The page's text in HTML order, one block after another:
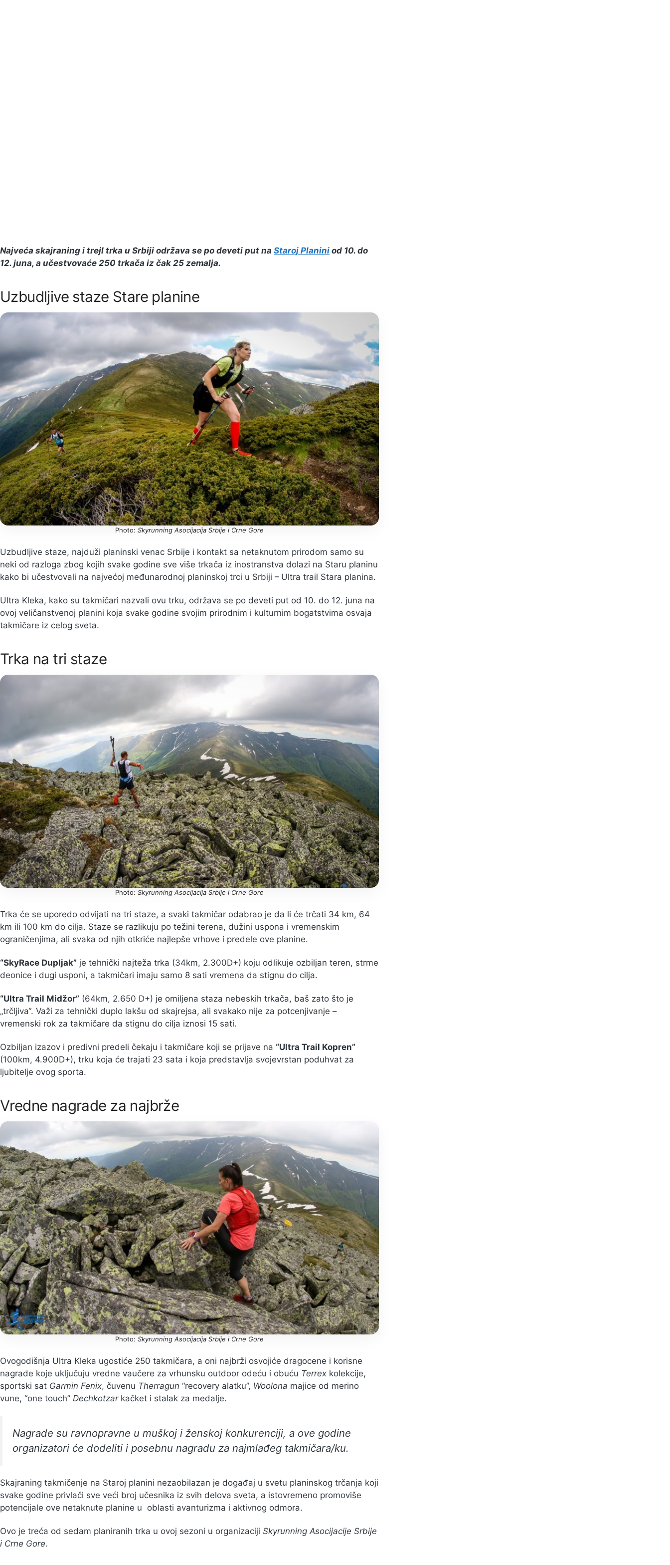
Najveća skajraning i trejl trka u Srbiji održava se po deveti put na Staroj Planini od 10. do
12. juna, a učestvovaće 250 trkača iz čak 25 zemalja.
Uzbudljive staze Stare planine
Photo: Skyrunning Asocijacija Srbije i Crne Gore
Uzbudljive staze, najduži planinski venac Srbije i kontakt sa netaknutom prirodom samo su
neki od razloga zbog kojih svake godine sve više trkača iz inostranstva dolazi na Staru planinu
kako bi učestvovali na najvećoj međunarodnoj planinskoj trci u Srbiji – Ultra trail Stara planina.
Ultra Kleka, kako su takmičari nazvali ovu trku, održava se po deveti put od 10. do 12. juna na
ovoj veličanstvenoj planini koja svake godine svojim prirodnim i kulturnim bogatstvima osvaja
takmičare iz celog sveta.
Trka na tri staze
Photo: Skyrunning Asocijacija Srbije i Crne Gore
Trka će se uporedo odvijati na tri staze, a svaki takmičar odabrao je da li će trčati 34 km, 64
km ili 100 km do cilja. Staze se razlikuju po težini terena, dužini uspona i vremenskim
ograničenjima, ali svaka od njih otkriće najlepše vrhove i predele ove planine.
“SkyRace Dupljak” je tehnički najteža trka (34km, 2.300D+) koju odlikuje ozbiljan teren, strme
deonice i dugi usponi, a takmičari imaju samo 8 sati vremena da stignu do cilja.
“Ultra Trail Midžor” (64km, 2.650 D+) je omiljena staza nebeskih trkača, baš zato što je
„trčljiva“. Važi za tehnički duplo lakšu od skajrejsa, ali svakako nije za potcenjivanje –
vremenski rok za takmičare da stignu do cilja iznosi 15 sati.
Ozbiljan izazov i predivni predeli čekaju i takmičare koji se prijave na “Ultra Trail Kopren”
(100km, 4.900D+), trku koja će trajati 23 sata i koja predstavlja svojevrstan poduhvat za
ljubitelje ovog sporta.
Vredne nagrade za najbrže
Photo: Skyrunning Asocijacija Srbije i Crne Gore
Ovogodišnja Ultra Kleka ugostiće 250 takmičara, a oni najbrži osvojiće dragocene i korisne
nagrade koje uključuju vredne vaučere za vrhunsku outdoor odeću i obuću Terrex kolekcije,
sportski sat Garmin Fenix, čuvenu Therragun “recovery alatku”, Woolona majice od merino
vune, “one touch” Dechkotzarkačket i stalak za medalje.
Nagrade su ravnopravne u muškoj i ženskoj konkurenciji, a ove godine
organizatori će dodeliti i posebnu nagradu za najmlađeg takmičara/ku.
Skajraning takmičenje na Staroj planini nezaobilazan je događaj u svetu planinskog trčanja koji
svake godine privlači sve veći broj učesnika iz svih delova sveta, a istovremeno promoviše
potencijale ove netaknute planine u oblasti avanturizma i aktivnog odmora.
Ovo je treća od sedam planiranih trka u ovoj sezoni u organizaciji Skyrunning Asocijacije Srbije
i Crne Gore.